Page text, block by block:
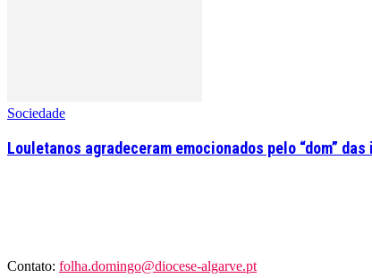
Sociedade
Louletanos agradeceram emocionados pelo “dom”
Contato: folha.domingo@diocese-algarve.pt